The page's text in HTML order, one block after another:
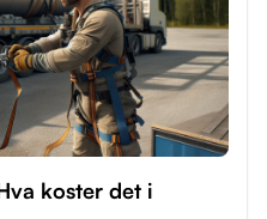
koster det i